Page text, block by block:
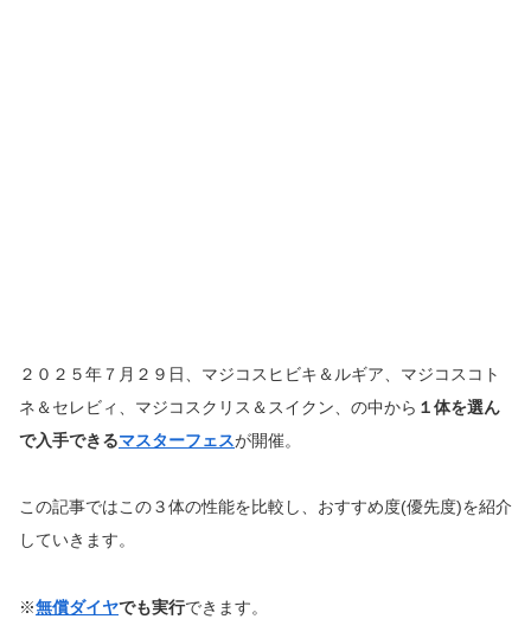
２０２５年７月２９日、マジコスヒビキ＆ルギア、マジコスコト
ネ＆セレビィ、マジコスクリス＆スイクン、の中から １体を選ん
で入手できるマスターフェスが開催。
この記事ではこの３体の性能を比較し、おすすめ度(優先度)を紹介
していきます。
※無償ダイヤでも実行できます。